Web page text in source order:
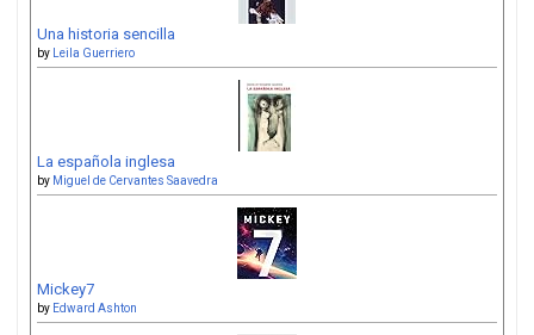
Una historia sencilla
by Leila Guerriero
La española inglesa
by Miguel de Cervantes Saavedra
Mickey7
by Edward Ashton